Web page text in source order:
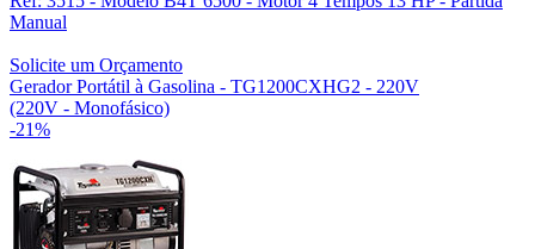
Manual
Solicite um Orçamento
Gerador Portátil à Gasolina - TG1200CXHG2 - 220V
(220V - Monofásico)
-21%